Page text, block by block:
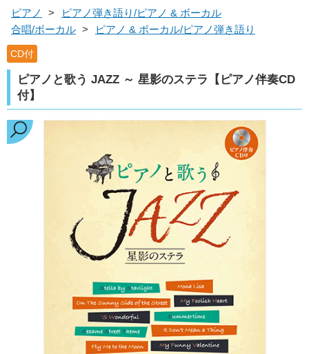
ピアノ >
ピアノ弾き語り/ピアノ & ボーカル
合唱/ボーカル > ピアノ & ボーカル/ピアノ弾き語り
CD付
ピアノと歌う JAZZ ～ 星影のステラ【ピアノ伴奏CD
付】